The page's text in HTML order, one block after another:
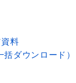
料
括ダウンロード）